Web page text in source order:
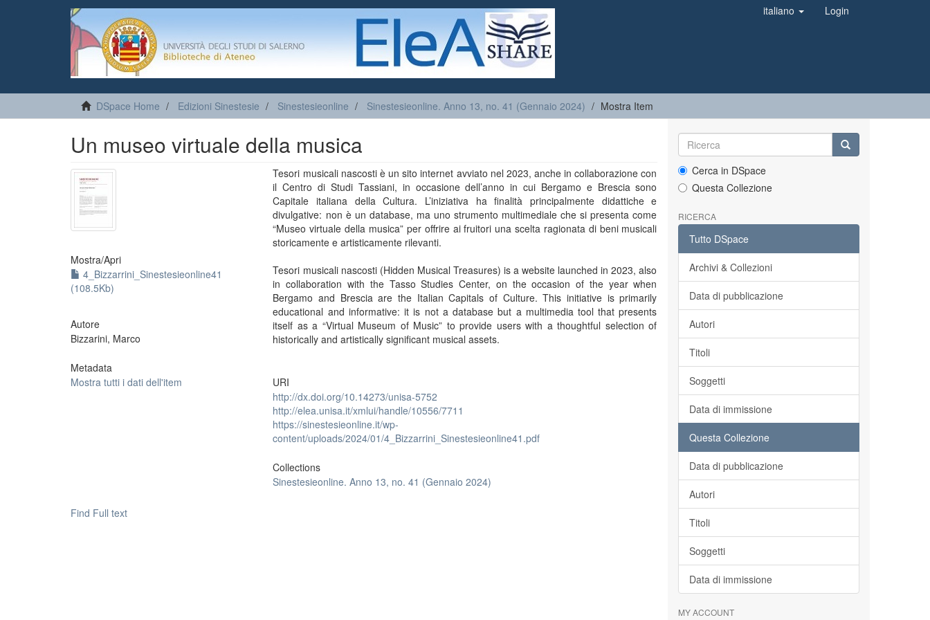
italiano Login
DSpace Home Edizioni Sinestesie Sinestesieonline Sinestesieonline. Anno 13, no. 41 (Gennaio 2024) Mostra Item
Un museo virtuale della musica
Mostra/Apri
4_Bizzarrini_Sinestesieonline41
(108.5Kb)
Autore
Bizzarini, Marco
Metadata
Mostra tutti i dati dell'item
Tesori musicali nascosti è un sito internet avviato nel 2023, anche in collaborazione con
il Centro di Studi Tassiani, in occasione dell’anno in cui Bergamo e Brescia sono
Capitale italiana della Cultura. L’iniziativa ha finalità principalmente didattiche e
divulgative: non è un database, ma uno strumento multimediale che si presenta come
“Museo virtuale della musica” per offrire ai fruitori una scelta ragionata di beni musicali
storicamente e artisticamente rilevanti.
Tesori musicali nascosti (Hidden Musical Treasures) is a website launched in 2023, also
in collaboration with the Tasso Studies Center, on the occasion of the year when
Bergamo and Brescia are the Italian Capitals of Culture. This initiative is primarily
educational and informative: it is not a database but a multimedia tool that presents
itself as a “Virtual Museum of Music” to provide users with a thoughtful selection of
historically and artistically significant musical assets.
URI
http://dx.doi.org/10.14273/unisa-5752
http://elea.unisa.it/xmlui/handle/10556/7711
https://sinestesieonline.it/wp-
content/uploads/2024/01/4_Bizzarrini_Sinestesieonline41.pdf
Collections
Sinestesieonline. Anno 13, no. 41 (Gennaio 2024)
Find Full text
Cerca in DSpace
Questa Collezione
RICERCA
Tutto DSpace
Archivi & Collezioni
Data di pubblicazione
Autori
Titoli
Soggetti
Data di immissione
Questa Collezione
Data di pubblicazione
Autori
Titoli
Soggetti
Data di immissione
MY ACCOUNT